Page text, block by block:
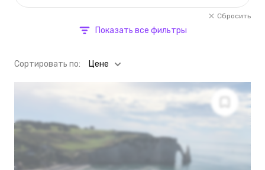
Сбросить
Показать все фильтры
Cортировать по: Цене